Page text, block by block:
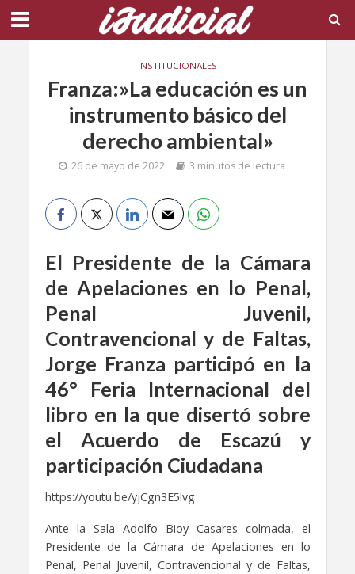
INSTITUCIONALES
Franza:»La educación es un
instrumento básico del
derecho ambiental»
26 de mayo de 2022 3 minutos de lectura
El Presidente de la Cámara
de Apelaciones en lo Penal,
Penal Juvenil,
Contravencional y de Faltas,
Jorge Franza participó en la
46° Feria Internacional del
libro en la que disertó sobre
el Acuerdo de Escazú y
participación Ciudadana
https://youtu.be/yjCgn3E5lvg
Ante la Sala Adolfo Bioy Casares colmada, el
Presidente de la Cámara de Apelaciones en lo
Penal, Penal Juvenil, Contravencional y de Faltas,